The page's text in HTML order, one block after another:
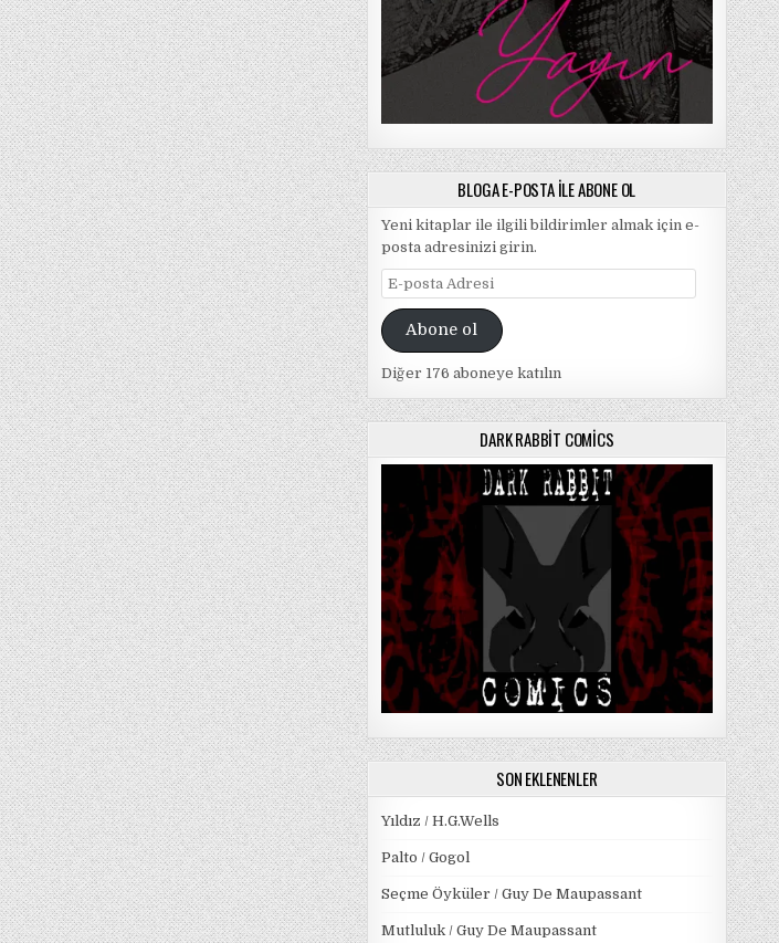
BLOGA E-POSTA ILE ABONE OL
Yeni kitaplar ile ilgili bildirimler almak için e-
posta adresinizi girin.
E-
posta
AdresiAbone ol
Diğer 176 aboneye katılın
DARK RABBIT COMICS
SON EKLENENLER
Yıldız / H.G.Wells
Palto / Gogol
Seçme Öyküler / Guy De Maupassant
Mutluluk / Guy De Maupassant